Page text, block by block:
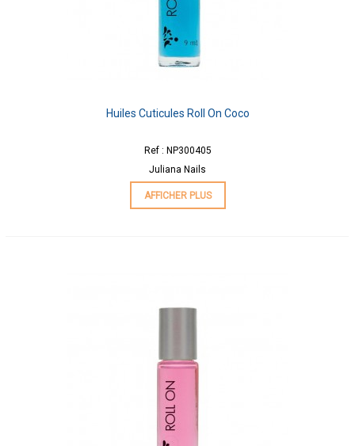
Huiles Cuticules Roll On Coco
Ref : NP300405
Juliana Nails
AFFICHER PLUS